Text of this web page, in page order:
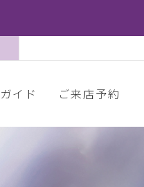
ガイド ご来店予約